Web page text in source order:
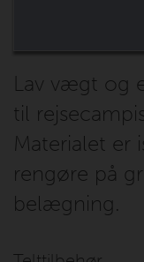
Lav vægt og
til
Materialet er
rengøre på
belægning.